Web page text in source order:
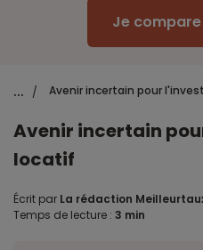
Je
... / Avenir incertain pour
Avenir incertain
locatif
Écrit par La rédaction
Temps de lecture : 3 min